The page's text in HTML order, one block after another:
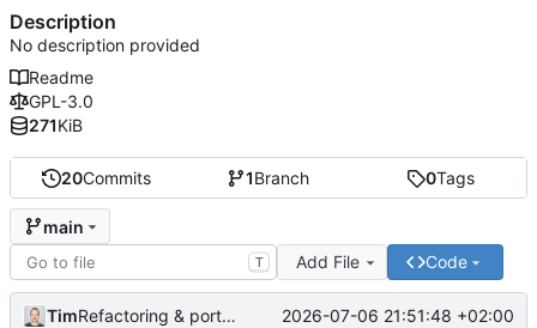
20Commits 1Branch 0Tags
main
T Add File Code
Tim Refactoring & portable Testpfade 2026-07-06 21:51:48 +02:00
Description
No description provided
Readme
GPL-3.0
271KiB